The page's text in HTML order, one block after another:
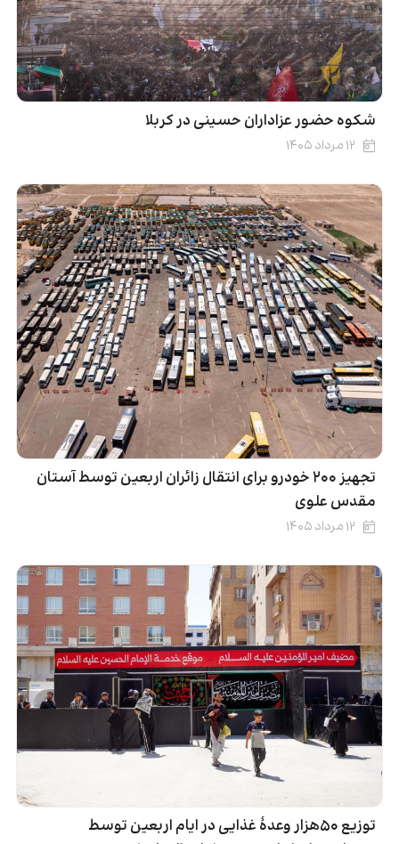
شکوه حضور عزاداران حسینی در کربلا
۱۲ مرداد ۱۴۰۵
تجهیز ۲۰۰ خودرو برای انتقال زائران اربعین توسط آستان
مقدس علوی
۱۲ مرداد ۱۴۰۵
توزیع ۵۰هزار وعدۀ غذایی در ایام اربعین توسط